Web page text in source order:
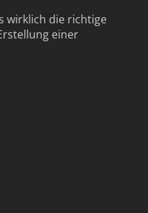
wirklich die richtige
einer